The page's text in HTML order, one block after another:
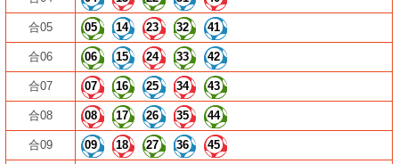
合05 05 14 23 32 41
合06 06 15 24 33 42
合07 07 16 25 34 43
合08 08 17 26 35 44
合09 09 18 27 36 45